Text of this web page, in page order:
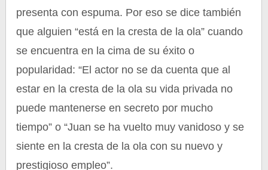
presenta con espuma. Por eso se dice también
que alguien “está en la cresta de la ola” cuando
se encuentra en la cima de su éxito o
popularidad: “El actor no se da cuenta que al
estar en la cresta de la ola su vida privada no
puede mantenerse en secreto por mucho
tiempo” o “Juan se ha vuelto muy vanidoso y se
siente en la cresta de la ola con su nuevo y
prestigioso empleo”.